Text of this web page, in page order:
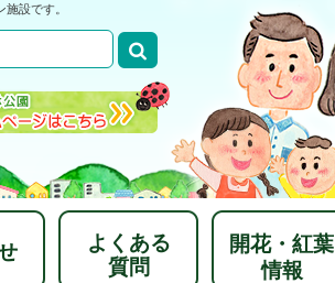
設です。
よくある
質問
開花・紅葉
情報